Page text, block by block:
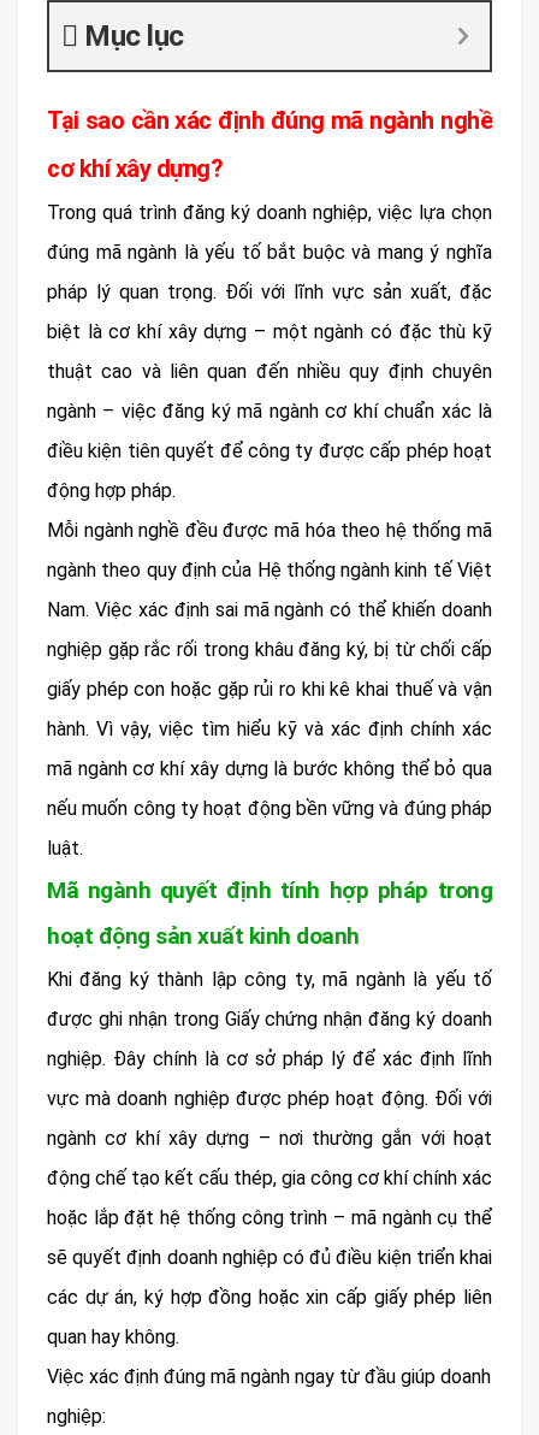
Mục lục
Tại sao cần xác định đúng mã ngành nghề
cơ khí xây dựng?
Trong quá trình đăng ký doanh nghiệp, việc lựa chọn
đúng mã ngành là yếu tố bắt buộc và mang ý nghĩa
pháp lý quan trọng. Đối với lĩnh vực sản xuất, đặc
biệt là cơ khí xây dựng – một ngành có đặc thù kỹ
thuật cao và liên quan đến nhiều quy định chuyên
ngành – việc đăng ký mã ngành cơ khí chuẩn xác là
điều kiện tiên quyết để công ty được cấp phép hoạt
động hợp pháp.
Mỗi ngành nghề đều được mã hóa theo hệ thống mã
ngành theo quy định của Hệ thống ngành kinh tế Việt
Nam. Việc xác định sai mã ngành có thể khiến doanh
nghiệp gặp rắc rối trong khâu đăng ký, bị từ chối cấp
giấy phép con hoặc gặp rủi ro khi kê khai thuế và vận
hành. Vì vậy, việc tìm hiểu kỹ và xác định chính xác
mã ngành cơ khí xây dựng là bước không thể bỏ qua
nếu muốn công ty hoạt động bền vững và đúng pháp
luật.
Mã ngành quyết định tính hợp pháp trong
hoạt động sản xuất kinh doanh
Khi đăng ký thành lập công ty, mã ngành là yếu tố
được ghi nhận trong Giấy chứng nhận đăng ký doanh
nghiệp. Đây chính là cơ sở pháp lý để xác định lĩnh
vực mà doanh nghiệp được phép hoạt động. Đối với
ngành cơ khí xây dựng – nơi thường gắn với hoạt
động chế tạo kết cấu thép, gia công cơ khí chính xác
hoặc lắp đặt hệ thống công trình – mã ngành cụ thể
sẽ quyết định doanh nghiệp có đủ điều kiện triển khai
các dự án, ký hợp đồng hoặc xin cấp giấy phép liên
quan hay không.
Việc xác định đúng mã ngành ngay từ đầu giúp doanh
nghiệp: